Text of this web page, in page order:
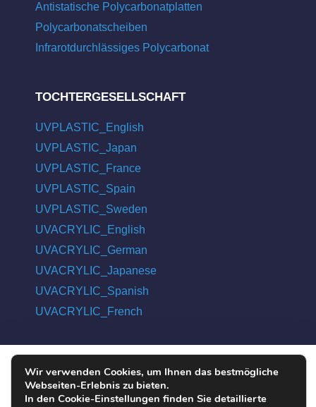
Antistatische Polycarbonatplatten
Polycarbonatscheiben
Infrarotdurchlässiges Polycarbonat
TOCHTERGESELLSCHAFT
UVPLASTIC_English
UVPLASTIC_Japan
UVPLASTIC_France
UVPLASTIC_Spain
UVPLASTIC_Sweden
UVACRYLIC_English
UVACRYLIC_German
UVACRYLIC_Japanese
UVACRYLIC_Spanish
UVACRYLIC_French
COPYRIGHT © 2004 - 2026 UVPLASTIC MATERIAL TECHNOLOGY
CO., LTD. ALL RIGHTS RESERVED
Wir verwenden Cookies, um Ihnen das bestmögliche
Webseiten-Erlebnis zu bieten.
In den Cookie-Einstellungen finden Sie detaillierte